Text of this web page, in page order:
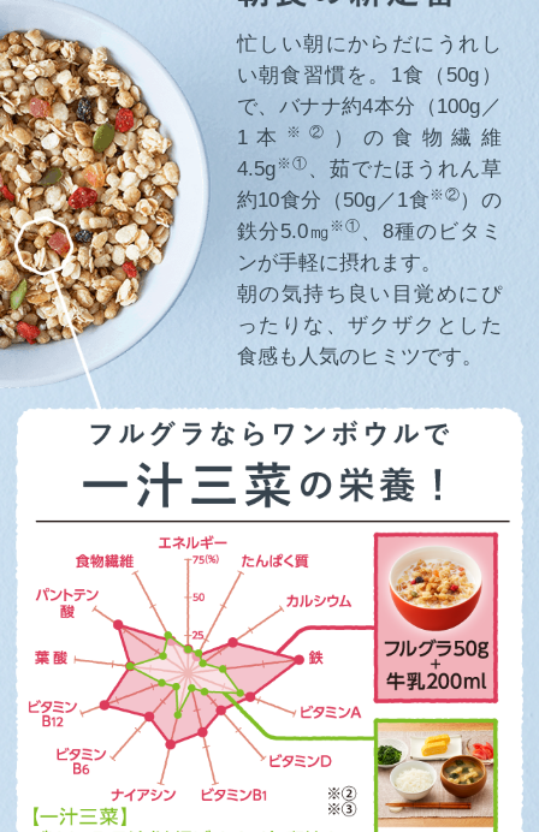
忙しい朝にからだにうれし
い朝食習慣を。1食（50g）
で、バナナ約4本分（100g／
1本
※②
）の食物繊維
4.5g※① 、茹でたほうれん草
約10食分（50g／1食※②）の
鉄分5.0㎎※① 、8種のビタミ
ンが手軽に摂れます。
朝の気持ち良い目覚めにぴ
ったりな、ザクザクとした
食感も人気のヒミツです。